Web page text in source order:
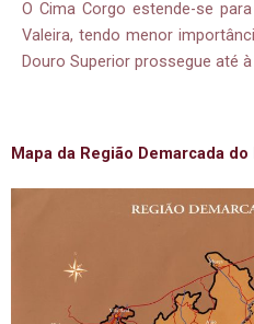
O Cima Corgo estende-se
Valeira, tendo menor
Douro Superior prossegue até
Mapa da Região Demarcada do